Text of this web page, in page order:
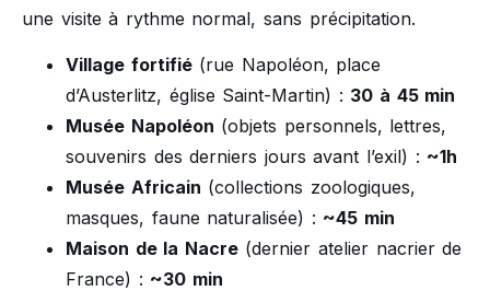
une visite à rythme normal, sans précipitation.
Village fortifié(rue Napoléon, place
d’Austerlitz, église Saint-Martin) : 30 à 45 min
Musée Napoléon (objets personnels, lettres,
souvenirs des derniers jours avant l’exil) : ~1h
Musée Africain (collections zoologiques,
masques, faune naturalisée) : ~45 min
Maison de la Nacre(dernier atelier nacrier de
France) : ~30 min